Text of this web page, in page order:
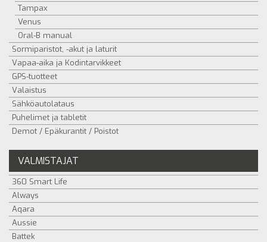
Tampax
Venus
Oral-B manual
Sormiparistot, -akut ja laturit
Vapaa-aika ja Kodintarvikkeet
GPS-tuotteet
Valaistus
Sähköautolataus
Puhelimet ja tabletit
Demot / Epäkurantit / Poistot
VALMISTAJAT
360 Smart Life
Always
Aqara
Aussie
Battek